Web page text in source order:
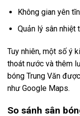
Không gian yên
Quản lý sân nhiệt
Tuy nhiên, một số ý
thoát nước và thêm
bóng Trung Văn
như Google Maps.
So sánh sân